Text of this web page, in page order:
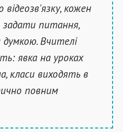
відеозв'язку, кожен
питання,
думкою. Вчителі
явка на уроках
класи виходять в
повним